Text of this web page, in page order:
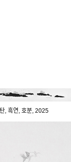
흑연, 호분, 2025